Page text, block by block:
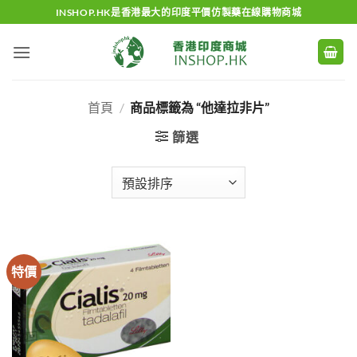
to
content
INSHOP.HK是香港最大的印度平價仿製藥在線購物商城
首頁 / 商品標籤為 “他達拉非片”
篩選
特價